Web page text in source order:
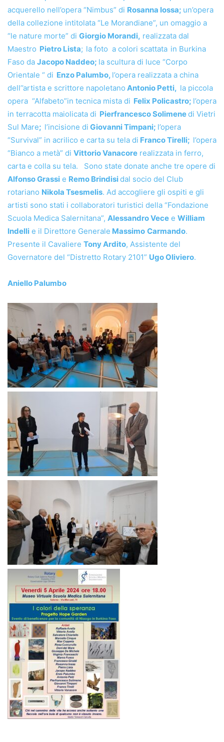
acquerello nell’opera “Nimbus” di Rosanna Iossa; un’opera
della collezione intitolata “Le Morandiane”, un omaggio a
“le nature morte” di Giorgio Morandi, realizzata dal
Maestro Pietro Lista; la foto a colori scattata in Burkina
Faso da Jacopo Naddeo; la scultura di luce “Corpo
Orientale “ di Enzo Palumbo, l’opera realizzata a china
dell’’artista e scrittore napoletano Antonio Petti, la piccola
opera “Alfabeto”in tecnica mista di Felix Policastro; l’opera
in terracotta maiolicata di Pierfrancesco Solimenedi Vietri
Sul Mare; l’incisione di Giovanni Timpani; l’opera
“Survival” in acrilico e carta su tela di Franco Tirelli; l’opera
“Bianco a metà” di Vittorio Vanacore realizzata in ferro,
carta e colla su tela. Sono state donate anche tre opere di
Alfonso Grassi e Remo Brindisidal socio del Club
rotariano Nikola Tsesmelis. Ad accogliere gli ospiti e gli
artisti sono stati i collaboratori turistici della “Fondazione
Scuola Medica Salernitana”, Alessandro Vece e William
Indelli e il Direttore Generale Massimo Carmando.
Presente il Cavaliere Tony Ardito, Assistente del
Governatore del “Distretto Rotary 2101” Ugo Oliviero.
Aniello Palumbo